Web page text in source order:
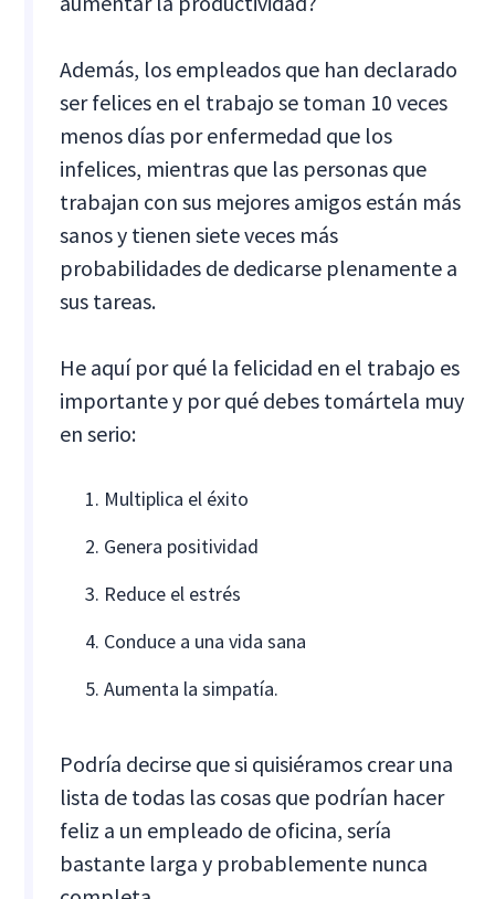
Además, los empleados que han declarado
ser felices en el trabajo se toman 10 veces
menos días por enfermedad que los
infelices, mientras que las personas que
trabajan con sus mejores amigos están más
sanos y tienen siete veces más
probabilidades de dedicarse plenamente a
sus tareas.
He aquí por qué la felicidad en el trabajo es
importante y por qué debes tomártela muy
en serio:
Multiplica el éxito
Genera positividad
Reduce el estrés
Conduce a una vida sana
Aumenta la simpatía.
Podría decirse que si quisiéramos crear una
lista de todas las cosas que podrían hacer
feliz a un empleado de oficina, sería
bastante larga y probablemente nunca